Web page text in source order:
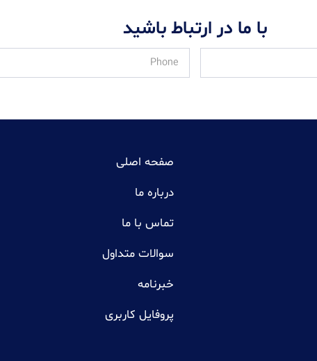
با ما در ارتباط باشید
صفحه اصلی
درباره ما
تماس با ما
سوالات متداول
خبرنامه
پروفایل کاربری